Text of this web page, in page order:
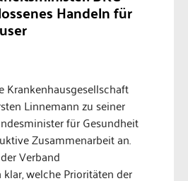
Handeln für
Krankenhausgesellschaft
Linnemann zu seiner
für Gesundheit
Zusammenarbeit an.
Verband
welche Prioritäten der